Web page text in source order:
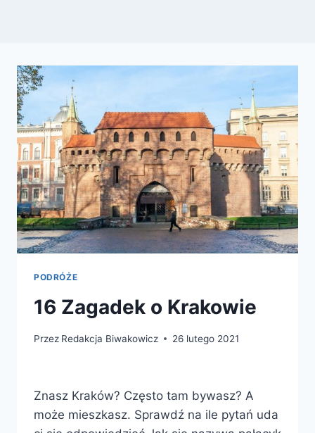
PODRÓŻE
16 Zagadek o Krakowie
Przez Redakcja Biwakowicz 26 lutego 2021
Znasz Kraków? Często tam bywasz? A
może mieszkasz. Sprawdź na ile pytań uda